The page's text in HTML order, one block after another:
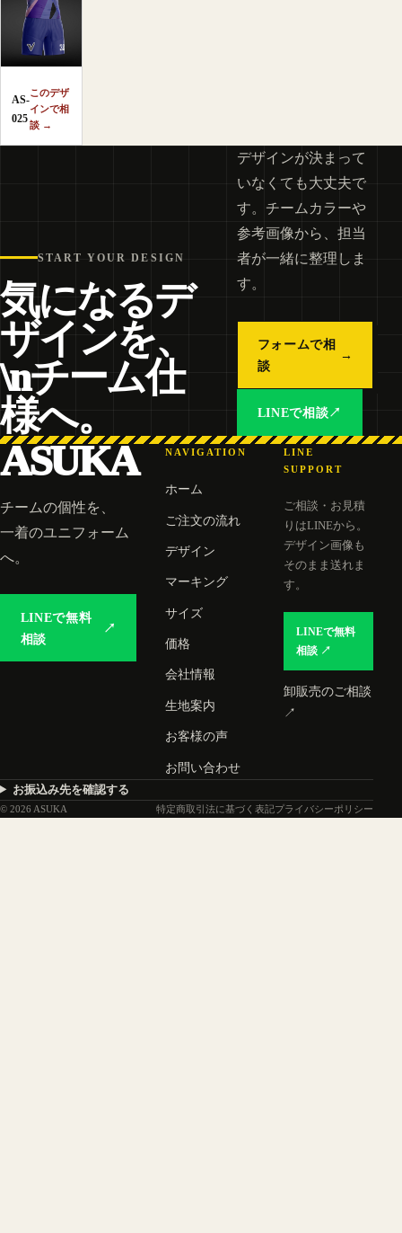
AS-
025
このデザ
インで相
談 →
START YOUR DESIGN
気になるデ
ザインを、
\nチーム仕
様へ。
デザインが決まって
いなくても大丈夫で
す。チームカラーや
参考画像から、担当
者が一緒に整理しま
す。
フォームで相
談
→
LINEで相談↗
ASUKA
チームの個性を、
一着のユニフォーム
へ。
LINEで無料
相談
↗
NAVIGATION
ホーム
ご注文の流れ
デザイン
マーキング
サイズ
価格
会社情報
生地案内
お客様の声
お問い合わせ
LINE
SUPPORT
ご相談・お見積
りはLINEから。
デザイン画像も
そのまま送れま
す。
LINEで無料
相談 ↗
卸販売のご相談
↗
お振込み先を確認する
© 2026 ASUKA 特定商取引法に基づく表記プライバシーポリシー